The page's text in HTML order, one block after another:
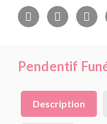
Pendentif
Description